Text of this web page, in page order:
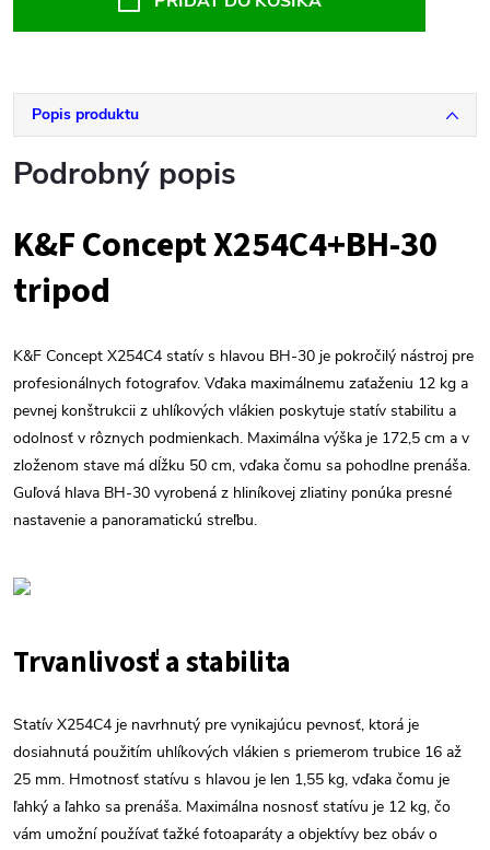
Popis produktu
Podrobný popis
K&F Concept X254C4+BH-30
tripod
K&F Concept X254C4 statív s hlavou BH-30 je pokročilý nástroj pre
profesionálnych fotografov. Vďaka maximálnemu zaťaženiu 12 kg a
pevnej konštrukcii z uhlíkových vlákien poskytuje statív stabilitu a
odolnosť v rôznych podmienkach. Maximálna výška je 172,5 cm a v
zloženom stave má dĺžku 50 cm, vďaka čomu sa pohodlne prenáša.
Guľová hlava BH-30 vyrobená z hliníkovej zliatiny ponúka presné
nastavenie a panoramatickú streľbu.
Trvanlivosť a stabilita
Statív X254C4 je navrhnutý pre vynikajúcu pevnosť, ktorá je
dosiahnutá použitím uhlíkových vlákien s priemerom trubice 16 až
25 mm. Hmotnosť statívu s hlavou je len 1,55 kg, vďaka čomu je
ľahký a ľahko sa prenáša. Maximálna nosnosť statívu je 12 kg, čo
vám umožní používať ťažké fotoaparáty a objektívy bez obáv o